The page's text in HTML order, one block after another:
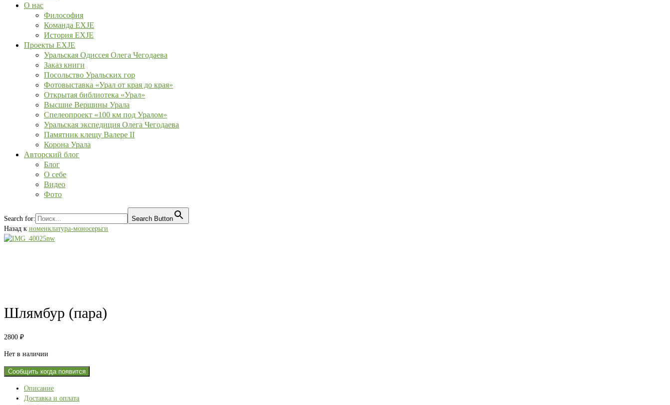
О нас
Философия
Команда EXJE
История EXJE
Проекты EXJE
Уральская Одиссея Олега Чегодаева
Заказ книги
Посольство Уральских гор
Фотовыставка «Урал от края до края»
Открытая библиотека «Урал»
Высшие Вершины Урала
Спелеопроект «100 км под Уралом»
Уральская экспедиция Олега Чегодаева
Памятник клещу Валере II
Корона Урала
Авторский блог
Блог
О себе
Видео
Фото
Search for:
Search Button
Назад к номенклатура-моносерьги
Шлямбур (пара)
2800 ₽
Нет в наличии
Сообщить когда появится
Описание
Доставка и оплата